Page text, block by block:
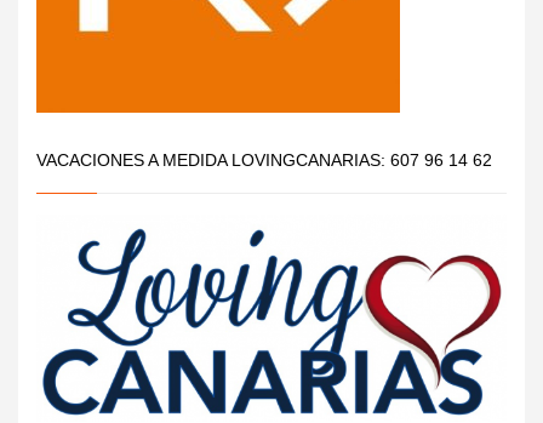
VACACIONES A MEDIDA LOVINGCANARIAS: 607 96 14 62